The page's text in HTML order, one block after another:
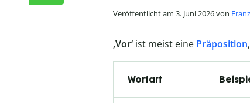
Veröffentlicht am 3. Juni 2026 von
‚Vor‘ ist meist eine Präposition
Wortart